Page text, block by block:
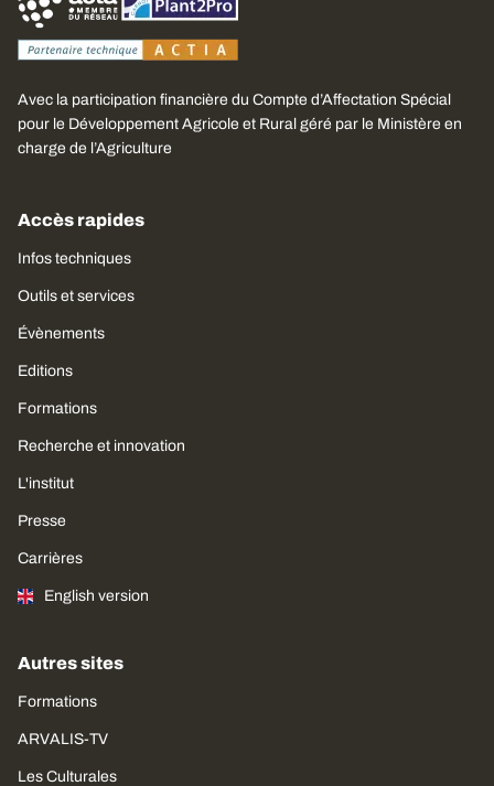
Avec la participation financière du Compte d’Affectation Spécial
pour le Développement Agricole et Rural géré par le Ministère en
charge de l’Agriculture
Accès rapides
Infos techniques
Outils et services
Évènements
Editions
Formations
Recherche et innovation
L'institut
Presse
Carrières
English version
Autres sites
Formations
ARVALIS-TV
Les Culturales